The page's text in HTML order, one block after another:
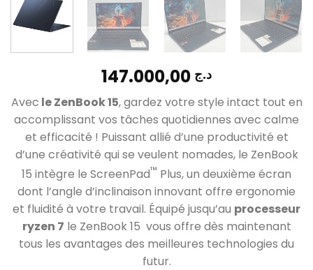
د.ج
Avec le ZenBook 15, gardez votre style intact tout en
accomplissant vos tâches quotidiennes avec calme
et efficacité ! Puissant allié d’une productivité et
d’une créativité qui se veulent nomades, le ZenBook
15 intègre le ScreenPad™ Plus, un deuxième écran
dont l’angle d’inclinaison innovant offre ergonomie
et fluidité à votre travail. Équipé jusqu’au processeur
ryzen 7 le ZenBook 15 vous offre dès maintenant
tous les avantages des meilleures technologies du
futur.